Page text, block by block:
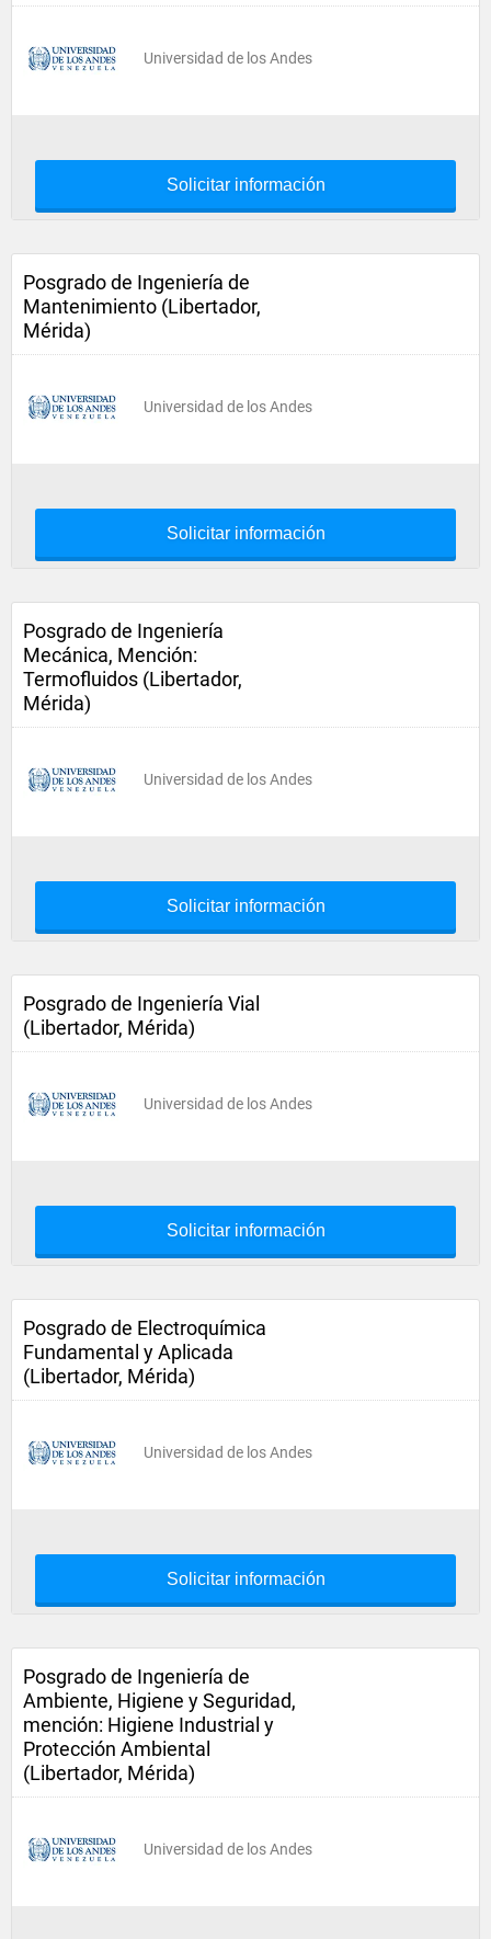
Universidad de los Andes
Solicitar información
Posgrado de Ingeniería de
Mantenimiento (Libertador,
Mérida)
Universidad de los Andes
Solicitar información
Posgrado de Ingeniería
Mecánica, Mención:
Termofluidos (Libertador,
Mérida)
Universidad de los Andes
Solicitar información
Posgrado de Ingeniería Vial
(Libertador, Mérida)
Universidad de los Andes
Solicitar información
Posgrado de Electroquímica
Fundamental y Aplicada
(Libertador, Mérida)
Universidad de los Andes
Solicitar información
Posgrado de Ingeniería de
Ambiente, Higiene y Seguridad,
mención: Higiene Industrial y
Protección Ambiental
(Libertador, Mérida)
Universidad de los Andes